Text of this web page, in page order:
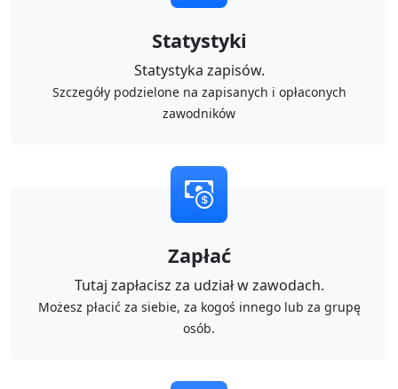
Statystyki
Statystyka zapisów.
Szczegóły podzielone na zapisanych i opłaconych
zawodników
Zapłać
Tutaj zapłacisz za udział w zawodach.
Możesz płacić za siebie, za kogoś innego lub za grupę
osób.